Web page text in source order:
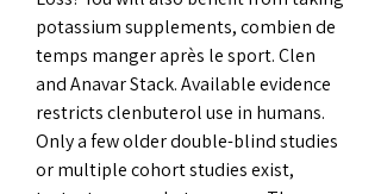
potassium supplements, combien de
temps manger après le sport. Clen
and Anavar Stack. Available evidence
restricts clenbuterol use in humans.
Only a few older double-blind studies
or multiple cohort studies exist,